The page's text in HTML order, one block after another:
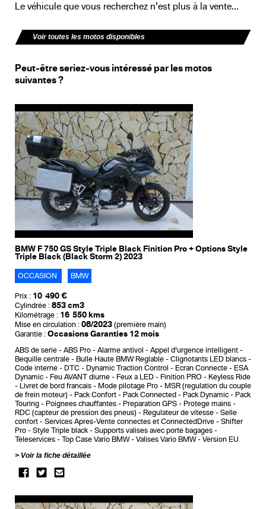
Le véhicule que vous recherchez n'est plus à la vente...
Voir toutes les motos disponibles
Peut-être seriez-vous intéressé par les motos
suivantes ?
BMW F 750 GS Style Triple Black Finition Pro + Options Style
Triple Black (Black Storm 2) 2023
OCCASION BMW
Prix : 10 490 €
Cylindrée : 853 cm3
Kilométrage : 16 550 kms
Mise en circulation : 08/2023 (première main)
Garantie : Occasions Garanties 12 mois
ABS de serie ABS Pro Alarme antivol
Appel d'urgence intelligent
Bequille centrale
Bulle Haute BMW Reglable
Clignotants LED blancs
Code interne
DTC - Dynamic Traction Control Ecran Connecte
ESA
Dynamic
Feu AVANT diurne Feux a LED Finition PRO
Keyless Ride
Livret de bord francais
Mode pilotage Pro
MSR (regulation du couple
de frein moteur)
Pack Confort Pack Connected Pack Dynamic
Pack
Touring
Poignees chauffantes Preparation GPS
Protege mains
RDC (capteur de pression des pneus)
Regulateur de vitesse
Selle
confort
Services Apres-Vente connectes et ConnectedDrive
Shifter
Pro
Style Triple black
Supports valises avec porte bagages
Teleservices
Top Case Vario BMW Valises Vario BMW
Version EU
Voir la fiche détaillée